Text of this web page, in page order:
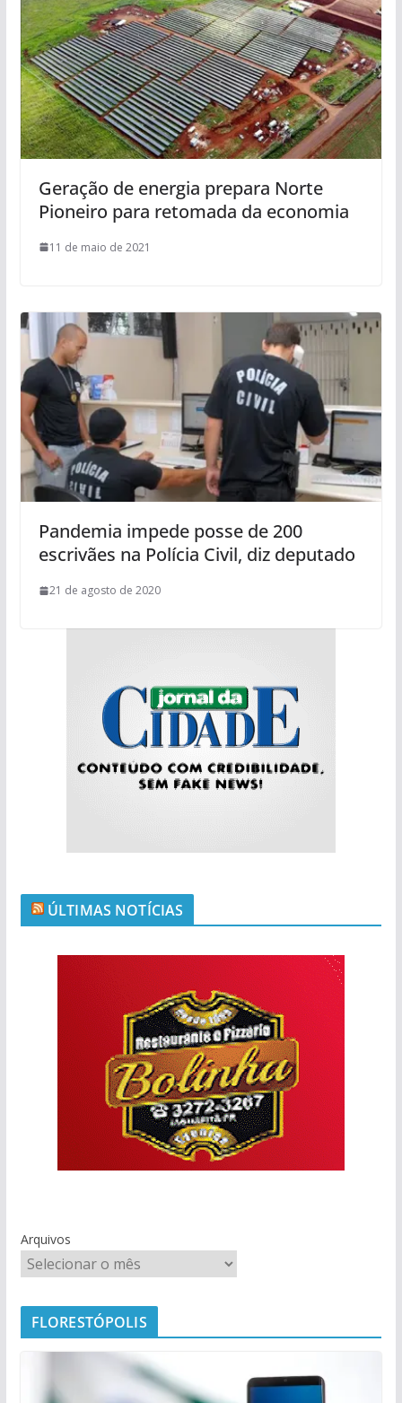
Geração de energia prepara Norte
Pioneiro para retomada da economia
11 de maio de 2021
Pandemia impede posse de 200
escrivães na Polícia Civil, diz deputado
21 de agosto de 2020
ÚLTIMAS NOTÍCIAS
Arquivos
FLORESTÓPOLIS